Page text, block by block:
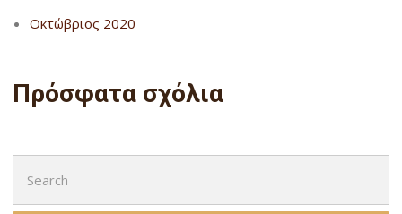
Οκτώβριος 2020
Πρόσφατα σχόλια
for: